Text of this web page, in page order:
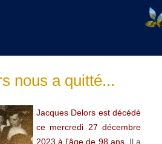
nous a quitté...
Jacques Delors est décédé
ce mercredi 27 décembre
2023 à l'âge de 98 ans. Il a